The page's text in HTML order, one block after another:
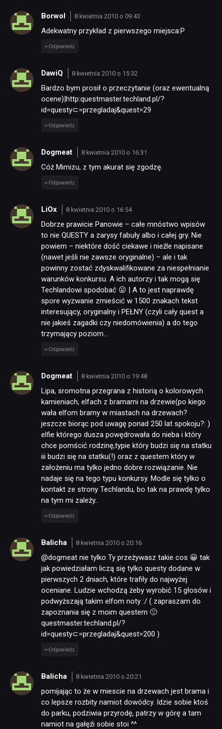
Borwol 8 kwietnia 2010 o 09:43
Adekwatny przykład z pierwszego miejsca:P
Odpowiedz
DawiQ 8 kwietnia 2010 o 15:32
Bardzo bym prosił o przeczytanie (oraz ewentualną
ocene)|http:questmaster.techland.pl/?
id=questy⊂=przegladaj&quest=29
Odpowiedz
Dogmeat 8 kwietnia 2010 o 16:31
Cóż Mimizu, z tym akurat się zgodzę.
Odpowiedz
LiOx 8 kwietnia 2010 o 16:54
Dobrze prawicie Panowie – całe mnóstwo wpisów
to nie QUESTY a zarysy fabuły albo i całej gry. Nie
powiem – niektóre dość ciekawe i nieźle napisane
(nawet jeśli nie zawsze oryginalne) – ale i tak
powinny zostać zdyskwalifikowane za niespełnianie
warunków konkursu. A ich autorzy i tak mogą się
Techlandowi spodobać 😛 | A to jest naprawdę
spore wyzwanie zmieścić w 1500 znakach tekst
interesujący, oryginalny i PEŁNY (czyli cały quest a
nie jakieś zagadki czy niedomówienia) a do tego
trzymający poziom…
Odpowiedz
Dogmeat 8 kwietnia 2010 o 19:48
Lipa, sromotna przegrana z historią o kolorowych
kamieniach, elfach z bramami na drzewie(po kiego
wała elfom bramy w miastach na drzewach?
jeszcze biorąc pod uwagę ponad 250 lat spokoju?: )
elfie którego dusza powędrowała do nieba i który
chce pomścić rodzinę,typie który budzi się na statku
iii budzi się na statku(!) oraz z questem który w
założeniu ma tylko jedno dobre rozwiązanie. Nie
nadaje się na tego typu konkursy. Modle się tylko o
kontakt ze strony Techlandu, bo tak na prawdę tylko
na tym mi zależy..
Odpowiedz
Balicha 8 kwietnia 2010 o 20:16
@dogmeat nie tylko Ty przeżywasz takie cos 😀 tak
jak powiedziałam liczą się tylko questy dodane w
pierwszych 2 dniach, które trafiły do najwyżej
oceniane. Ludzie wchodzą żeby wyrobić 15 głosów i
podwyższają takim elfom noty :/ ( zapraszam do
zapoznania się z moim questem 🙂
questmaster.techland.pl/?
id=questy⊂=przegladaj&quest=200 )
Odpowiedz
Balicha 8 kwietnia 2010 o 20:21
pomijając to że w miescie na drzewach jest brama i
co lepsze rozbity namiot dowódcy. Idzie sobie ktoś
do parku, podziwia przyrodę, patrzy w górę a tam
namiot na gałęźi sobie stoi ^^